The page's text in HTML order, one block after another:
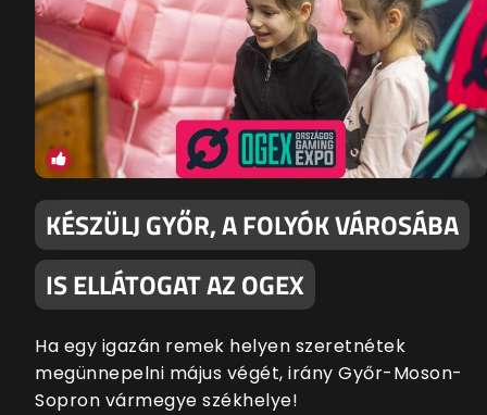
KÉSZÜLJ GYŐR, A FOLYÓK VÁROSÁBA
IS ELLÁTOGAT AZ OGEX
Ha egy igazán remek helyen szeretnétek
megünnepelni május végét, irány Győr-Moson-
Sopron vármegye székhelye!